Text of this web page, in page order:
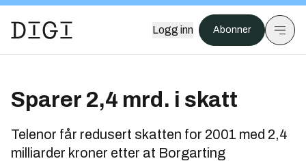
Logg inn Abonner
Sparer 2,4 mrd. i skatt
Telenor får redusert skatten for 2001 med 2,4
milliarder kroner etter at Borgarting